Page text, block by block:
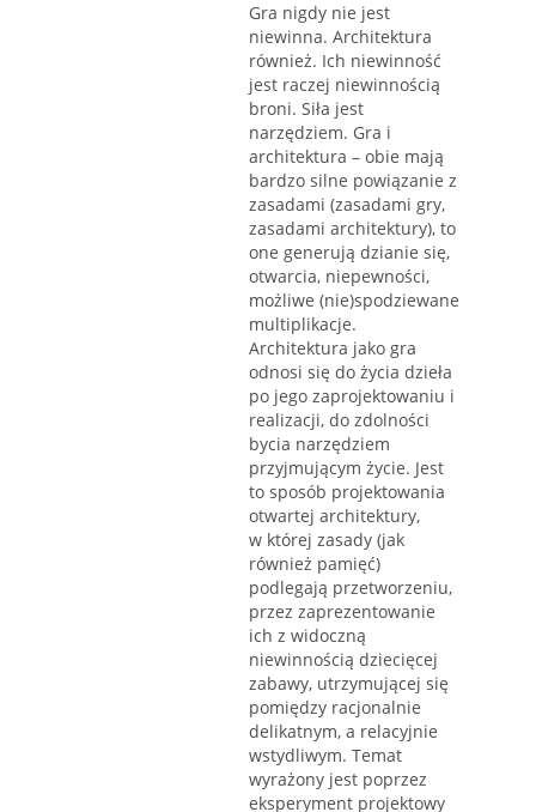
Gra nigdy nie jest
niewinna. Architektura
również. Ich niewinność
jest raczej niewinnością
broni. Siła jest
narzędziem. Gra i
architektura – obie mają
bardzo silne powiązanie z
zasadami (zasadami gry,
zasadami architektury), to
one generują dzianie się,
otwarcia, niepewności,
możliwe (nie)spodziewane
multiplikacje.
Architektura jako gra
odnosi się do życia dzieła
po jego zaprojektowaniu i
realizacji, do zdolności
bycia narzędziem
przyjmującym życie. Jest
to sposób projektowania
otwartej architektury,
w której zasady (jak
również pamięć)
podlegają przetworzeniu,
przez zaprezentowanie
ich z widoczną
niewinnością dziecięcej
zabawy, utrzymującej się
pomiędzy racjonalnie
delikatnym, a relacyjnie
wstydliwym. Temat
wyrażony jest poprzez
eksperyment projektowy